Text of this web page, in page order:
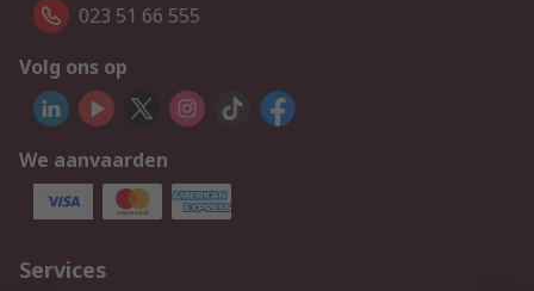
023 51 66 555
Volg ons op
We aanvaarden
Services